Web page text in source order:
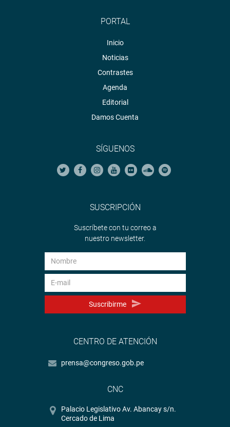
PORTAL
Inicio
Noticias
Contrastes
Agenda
Editorial
Damos Cuenta
SÍGUENOS
SUSCRIPCIÓN
Suscríbete con tu correo a
nuestro newsletter.
Suscribirme
CENTRO DE ATENCIÓN
prensa@congreso.gob.pe
CNC
Palacio Legislativo Av. Abancay s/n.
Cercado de Lima